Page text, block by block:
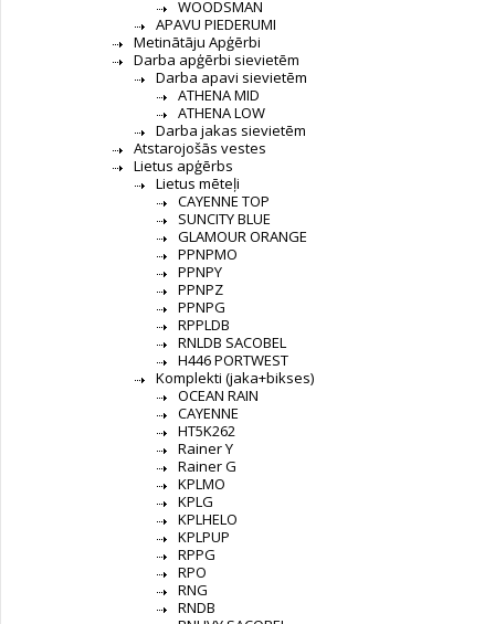
WOODSMAN
APAVU PIEDERUMI
Metinātāju Apģērbi
Darba apģērbi sievietēm
Darba apavi sievietēm
ATHENA MID
ATHENA LOW
Darba jakas sievietēm
Atstarojošās vestes
Lietus apģērbs
Lietus mēteļi
CAYENNE TOP
SUNCITY BLUE
GLAMOUR ORANGE
PPNPMO
PPNPY
PPNPZ
PPNPG
RPPLDB
RNLDB SACOBEL
H446 PORTWEST
Komplekti (jaka+bikses)
OCEAN RAIN
CAYENNE
HT5K262
Rainer Y
Rainer G
KPLMO
KPLG
KPLHELO
KPLPUP
RPPG
RPO
RNG
RNDB